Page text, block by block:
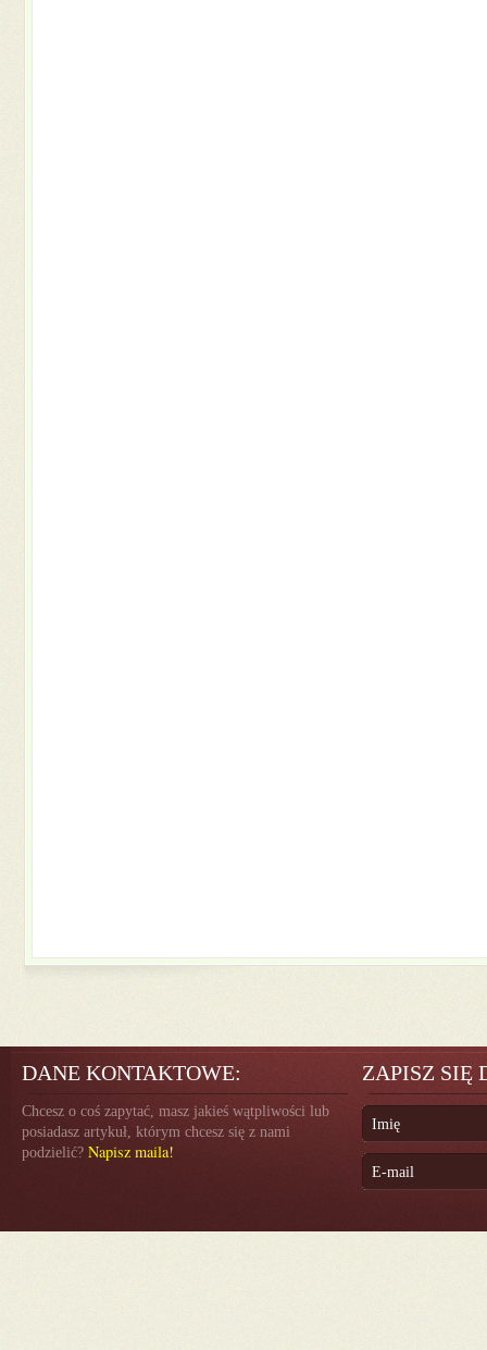
DANE KONTAKTOWE:
Chcesz o coś zapytać, masz jakieś wątpliwości lub
posiadasz artykuł, którym chcesz się z nami
podzielić? Napisz maila!
ZAPISZ SIĘ